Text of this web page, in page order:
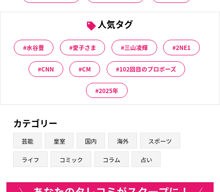
人気タグ
水谷豊 愛子さま 三山凌輝 2NE1
CNN CM 102回目のプロポーズ
2025年
カテゴリー
芸能 皇室 国内 海外 スポーツ
ライフ コミック コラム 占い